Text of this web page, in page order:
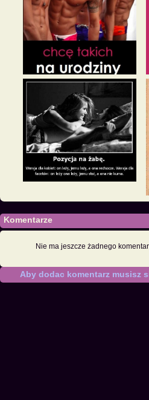
Komentarze
Nie ma jeszcze żadnego
Aby dodac komentarz musisz